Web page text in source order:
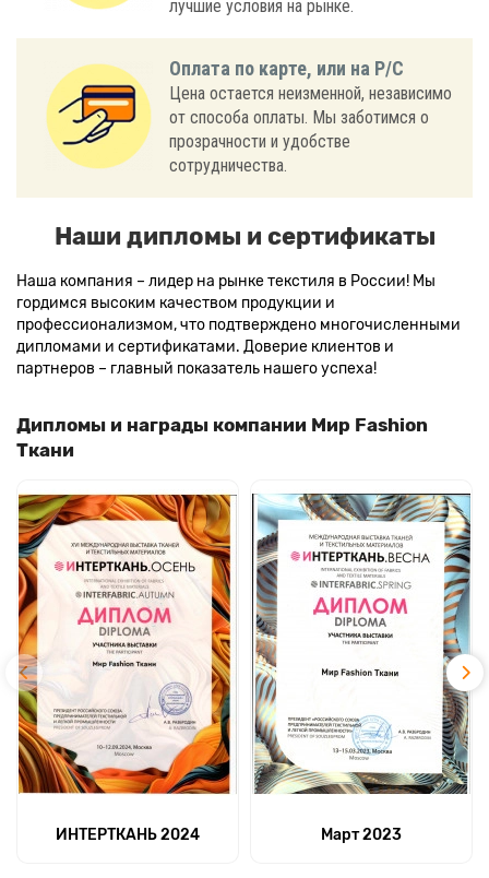
лучшие условия на рынке.
Оплата по карте, или на Р/С
Цена остается неизменной, независимо
от способа оплаты. Мы заботимся о
прозрачности и удобстве
сотрудничества.
Наши дипломы и сертификаты
Наша компания – лидер на рынке текстиля в России! Мы
гордимся высоким качеством продукции и
профессионализмом, что подтверждено многочисленными
дипломами и сертификатами. Доверие клиентов и
партнеров – главный показатель нашего успеха!
Дипломы и награды компании Мир Fashion
Ткани
ИНТЕРТКАНЬ 2024 Март 2023